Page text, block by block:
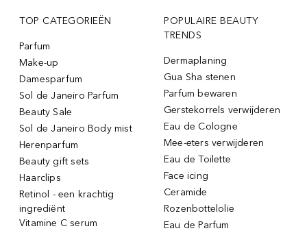
TOP CATEGORIEËN
Parfum
Make-up
Damesparfum
Sol de Janeiro Parfum
Beauty Sale
Sol de Janeiro Body mist
Herenparfum
Beauty gift sets
Haarclips
Retinol - een krachtig
ingrediënt
Vitamine C serum
POPULAIRE BEAUTY
TRENDS
Dermaplaning
Gua Sha stenen
Parfum bewaren
Gerstekorrels verwijderen
Eau de Cologne
Mee-eters verwijderen
Eau de Toilette
Face icing
Ceramide
Rozenbottelolie
Eau de Parfum